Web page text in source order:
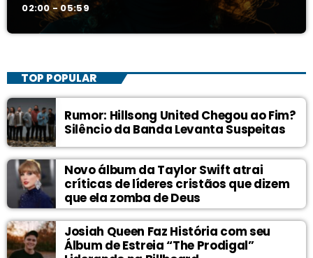
02:00 - 05:59
TOP POPULAR
Rumor: Hillsong United Chegou ao Fim?
Silêncio da Banda Levanta Suspeitas
Novo álbum da Taylor Swift atrai
críticas de líderes cristãos que dizem
que ela zomba de Deus
Josiah Queen Faz História com seu
Álbum de Estreia “The Prodigal”